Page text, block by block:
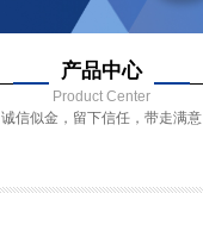
产品中心
Product Center
诚信似金，留下信任，带走满意